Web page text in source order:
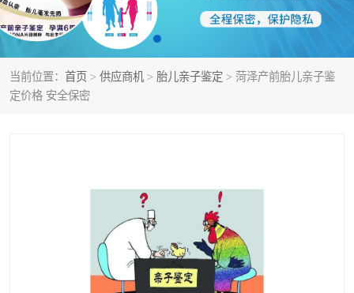
当前位置： 首页 > 供应商机 > 胎儿亲子鉴定 > 菏泽产前胎儿亲子鉴
定价格 安全保密
孕期亲子鉴定